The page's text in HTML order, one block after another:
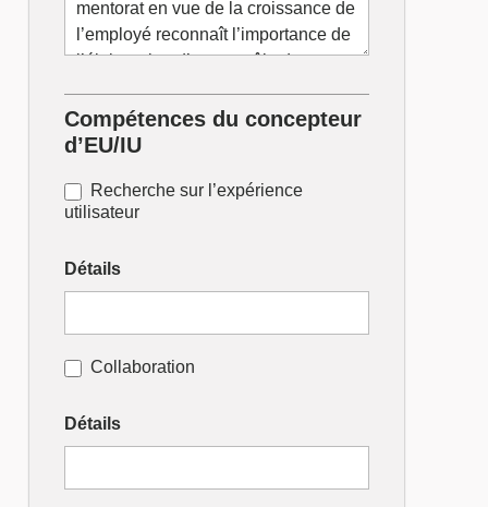
Compétences du concepteur
d’EU/IU
Recherche sur l’expérience
utilisateur
Détails
Collaboration
Détails